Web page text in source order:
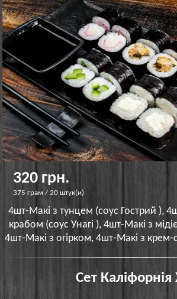
320 грн.
375 грам / 20 штук(и)
4шт-Макі з тунцем (соус Гострий ),
крабом (соус Унагі ), 4шт-Макі з
4шт-Макі з огірком, 4шт-Макі з крем-
Сет Каліфорнія